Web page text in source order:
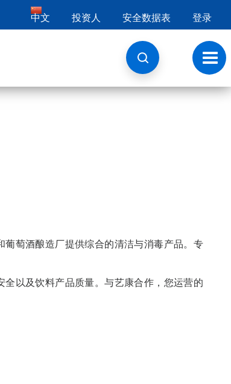
中文 投资人 安全数据表 登录
切
换
导
航
萄酒酿造厂提供综合的清洁与消毒产品。专
以及饮料产品质量。与艺康合作，您运营的